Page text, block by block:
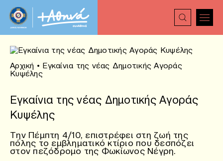
Αρχική • Εγκαίνια της νέας Δημοτικής Αγοράς
Κυψέλης
Εγκαίνια της νέας Δημοτικής Αγοράς
Κυψέλης
Την Πέμπτη 4/10, επιστρέφει στη ζωή της
πόλης το εμβληματικό κτίριο που δεσπόζει
στον πεζόδρομο της Φωκίωνος Νέγρη.